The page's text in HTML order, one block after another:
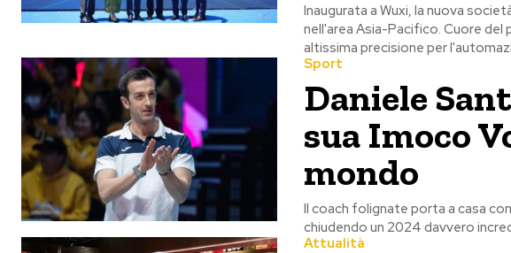
Inaugurata a Wuxi, la nuova
nell'area Asia-Pacifico. Cuore
altissima precisione per
Sport
Daniele
sua Imoco
mondo
Il coach folignate porta a casa
chiudendo un 2024 davvero
Attualità